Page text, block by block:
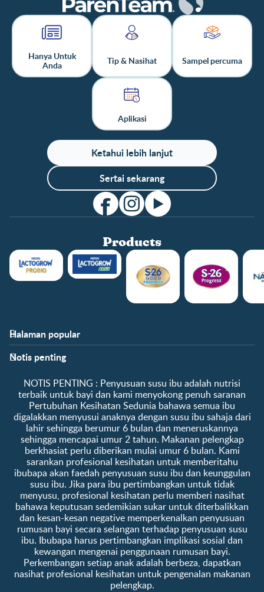
Hanya Untuk
Anda
Tip & Nasihat Sampel percuma
Aplikasi
Ketahui lebih lanjut
Sertai sekarang
Products
Halaman popular
Bantuan
Soalan Lazim
Hubungi kami
Tentang kami
Info kelab
Ke log masuk / daftar
Sampel percuma
Notis penting
​NOTIS PENTING :​ Penyusuan susu ibu adalah nutrisi
terbaik untuk bayi dan kami menyokong penuh saranan
Pertubuhan Kesihatan Sedunia bahawa semua ibu
digalakkan menyusui anaknya dengan susu ibu sahaja dari
lahir sehingga berumur 6 bulan dan meneruskannya
sehingga mencapai umur 2 tahun. Makanan pelengkap
berkhasiat perlu diberikan mulai umur 6 bulan. Kami
sarankan profesional kesihatan untuk memberitahu
ibubapa akan faedah penyusuan susu ibu dan keunggulan
susu ibu. Jika para ibu pertimbangkan untuk tidak
menyusu, profesional kesihatan perlu memberi nasihat
bahawa keputusan sedemikian sukar untuk diterbalikkan
dan kesan-kesan negative memperkenalkan penyusuan
rumusan bayi secara selangan terhadap penyusuan susu
ibu. Ibubapa harus pertimbangkan implikasi sosial dan
kewangan mengenai penggunaan rumusan bayi.
Perkembangan setiap anak adalah berbeza, dapatkan
nasihat profesional kesihatan untuk pengenalan makanan
pelengkap.